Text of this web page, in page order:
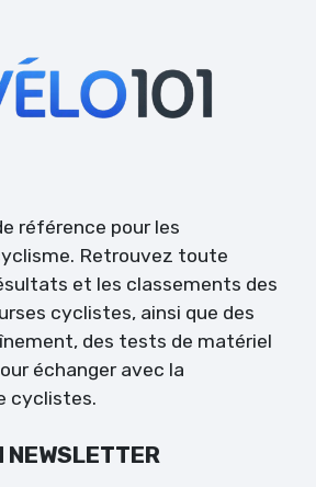
référence pour les
Retrouvez toute
et les classements des
cyclistes, ainsi que des
des tests de matériel
échanger avec la
cyclistes.
NEWSLETTER